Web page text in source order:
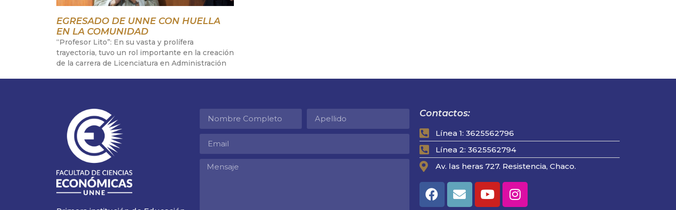
EGRESADO DE UNNE CON HUELLA
EN LA COMUNIDAD
“Profesor Lito”: En su vasta y prolífera
trayectoria, tuvo un rol importante en la creación
de la carrera de Licenciatura en Administración
Contactos:
Línea 1: 3625562796
Línea 2: 3625562794
Av. las heras 727. Resistencia, Chaco.